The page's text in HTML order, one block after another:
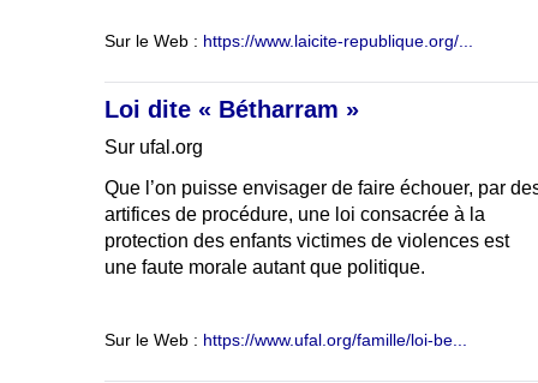
Sur le Web : https://www.laicite-republique.org/...
Loi dite « Bétharram »
Sur ufal.org
Que l’on puisse envisager de faire échouer, par
artifices de procédure, une loi consacrée à la
protection des enfants victimes de violences est
une faute morale autant que politique.
Sur le Web : https://www.ufal.org/famille/loi-be...